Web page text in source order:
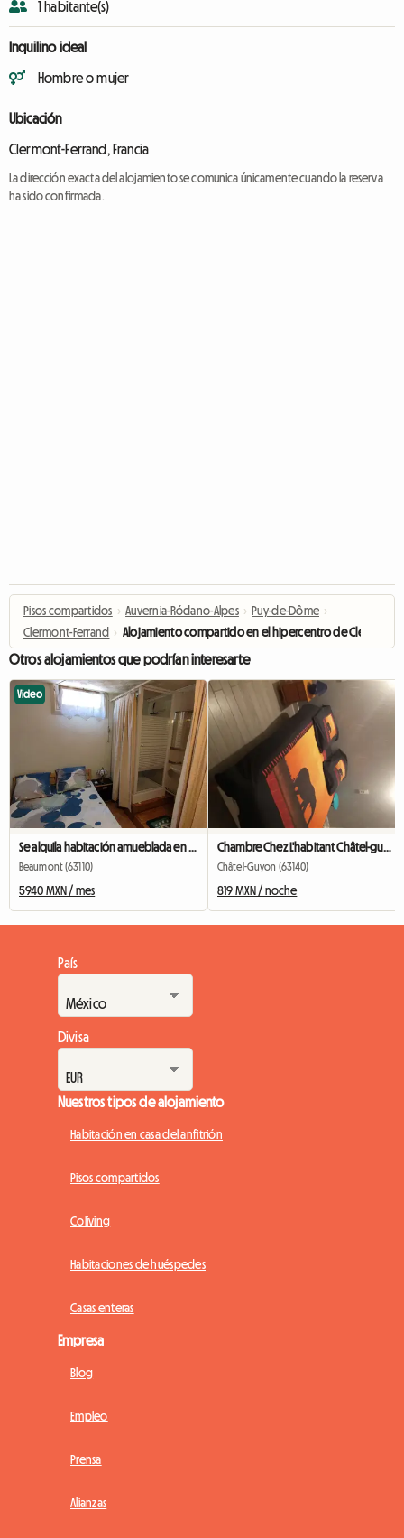
1 habitante(s)
Inquilino ideal
Hombre o mujer
Ubicación
Clermont-Ferrand, Francia
La dirección exacta del alojamiento se comunica únicamente cuando la reserva
ha sido confirmada.
Pisos compartidos › Auvernia-Ródano-Alpes › Puy-de-Dôme ›
Clermont-Ferrand › Alojamiento compartido en el hipercentro de Clermont-
Otros alojamientos que podrían interesarte
Video
Beaumont (63110)
5940 MXN / mes
Chambre Chez L'habitant Châtel-guyon
Châtel-Guyon (63140)
819 MXN / noche
País
Divisa
Nuestros tipos de alojamiento
Habitación en casa del anfitrión
Pisos compartidos
Coliving
Habitaciones de huéspedes
Casas enteras
Empresa
Blog
Empleo
Prensa
Alianzas